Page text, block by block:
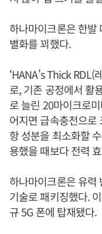
하나마이크론은 한발
별화를 꾀했다.
‘HANA's Thick RDL(
로, 기존 공정에서 활
로 늘린 20마이크로
어지면 급속충전으로
항 성분을 최소화할
용했을 때보다 전력
하나마이크론은 유력
기술로 패키징했다.
규 5G 폰에 탑재됐다.